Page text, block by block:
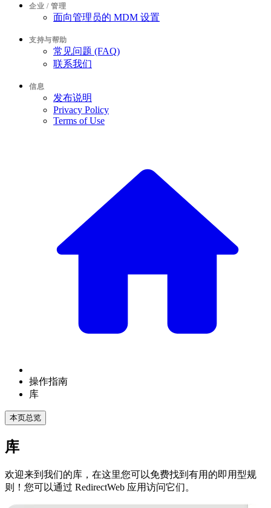
企业 / 管理
面向管理员的 MDM 设置
支持与帮助
常见问题 (FAQ)
联系我们
信息
发布说明
Privacy Policy
Terms of Use
操作指南
库
本页总览
库
欢迎来到我们的库，在这里您可以免费找到有用的即用型规
则！您可以通过 RedirectWeb 应用访问它们。